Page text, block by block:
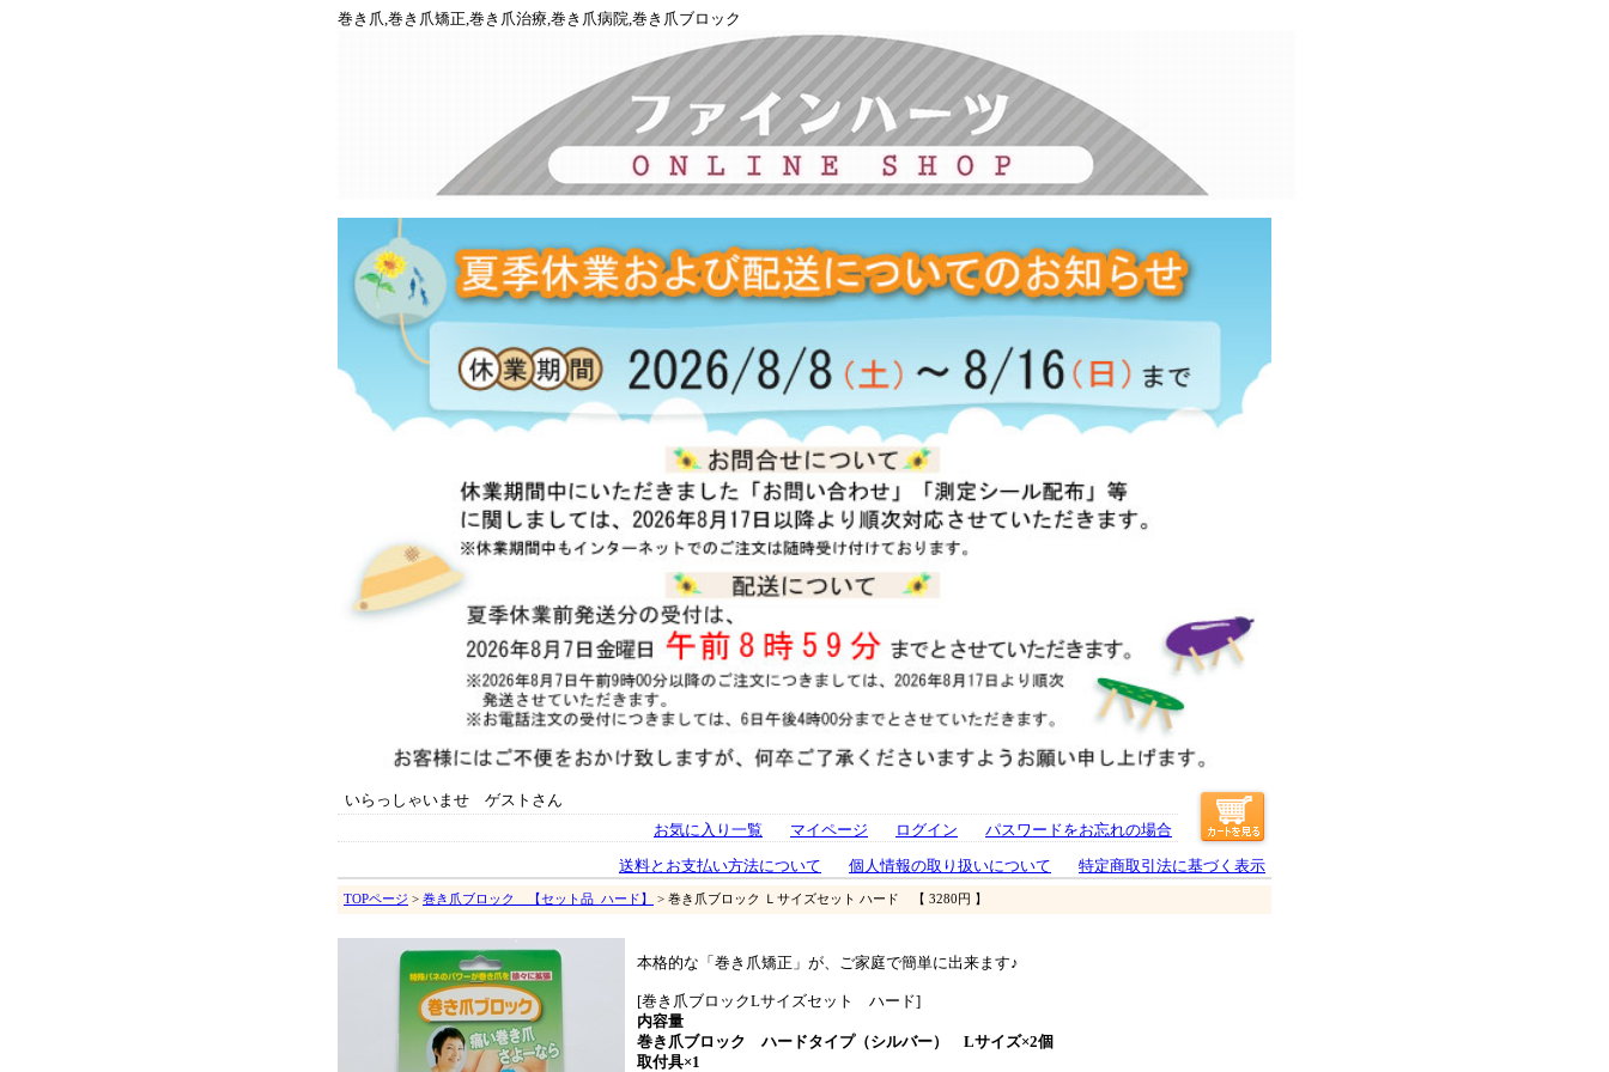
巻き爪,巻き爪矯正,巻き爪治療,巻き爪病院,巻き爪ブロック
いらっしゃいませ ゲストさん
お気に入り一覧
マイページ ログイン パスワードをお忘れの場合
送料とお支払い方法について 個人情報の取り扱いについて 特定商取引法に基づく表示
TOPページ > 巻き爪ブロック 【セット品_ハード】 > 巻き爪ブロック Ｌサイズセット ハード 【 3280円 】
本格的な「巻き爪矯正」が、ご家庭で簡単に出来ます♪
[巻き爪ブロックLサイズセット ハード]
内容量
巻き爪ブロック ハードタイプ（シルバー） Lサイズ×2個
取付具×1